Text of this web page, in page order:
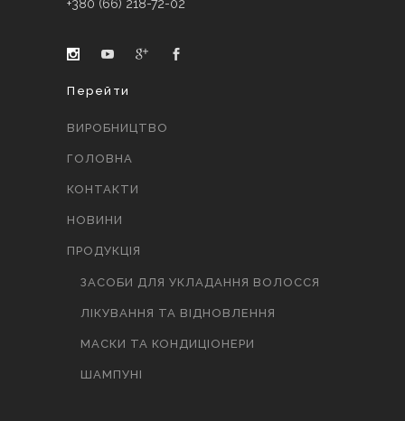
+380 (66) 218-72-02
Перейти
ВИРОБНИЦТВО
ГОЛОВНА
КОНТАКТИ
НОВИНИ
ПРОДУКЦІЯ
ЗАСОБИ ДЛЯ УКЛАДАННЯ ВОЛОССЯ
ЛІКУВАННЯ ТА ВІДНОВЛЕННЯ
МАСКИ ТА КОНДИЦІОНЕРИ
ШАМПУНІ